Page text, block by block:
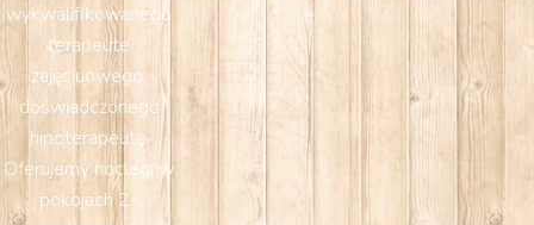
wykwalifikowanego
terapeute
zajęciuowego,
doświadczonego
hipoterapeutę.
Oferujemy noclegi w
pokojach 2-